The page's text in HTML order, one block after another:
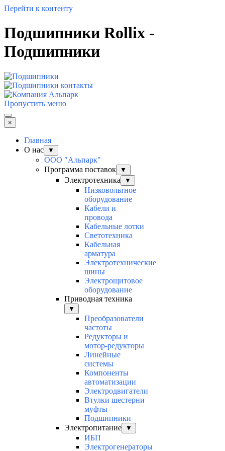
Перейти к контенту
Подшипники Rollix -
Подшипники
Пропустить меню
×
Главная
О нас
▼
ООО "Альпарк"
Программа поставок
▼
Электротехника ▼
Низковольтное
оборудование
Кабели и
провода
Кабельные лотки
Светотехника
Кабельная
арматура
Электротехнические
шины
Электрощитовое
оборудование
Приводная техника
▼
Преобразователи
частоты
Редукторы и
мотор-редукторы
Линейные
системы
Компоненты
автоматизации
Электродвигатели
Втулки шестерни
муфты
Подшипники
Электропитание
▼
ИБП
Электрогенераторы